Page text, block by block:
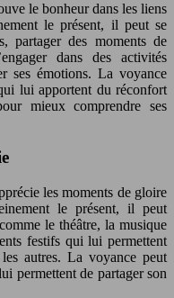
le bonheur dans les liens
le présent, il peut se
partager des moments de
dans des activités
ses émotions. La voyance
lui apportent du réconfort
mieux comprendre ses
les moments de gloire
le présent, il peut
le théâtre, la musique
festifs qui lui permettent
autres. La voyance peut
permettent de partager son